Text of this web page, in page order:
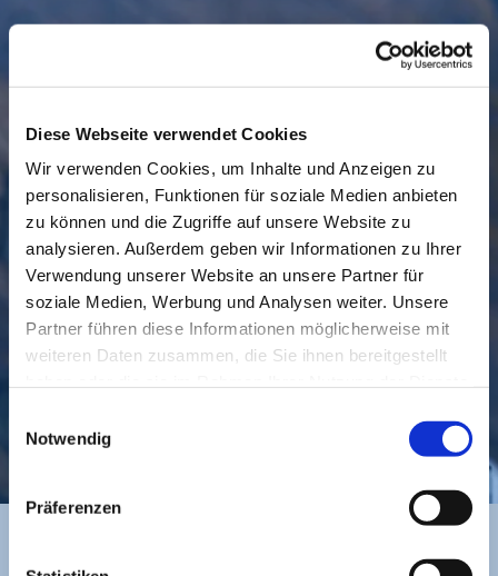
Diese Webseite verwendet Cookies
Wir verwenden Cookies, um Inhalte und Anzeigen zu
personalisieren, Funktionen für soziale Medien anbieten
zu können und die Zugriffe auf unsere Website zu
analysieren. Außerdem geben wir Informationen zu Ihrer
Verwendung unserer Website an unsere Partner für
soziale Medien, Werbung und Analysen weiter. Unsere
Partner führen diese Informationen möglicherweise mit
weiteren Daten zusammen, die Sie ihnen bereitgestellt
Notwendig
Präferenzen
GEMEINDE BESUCHEN